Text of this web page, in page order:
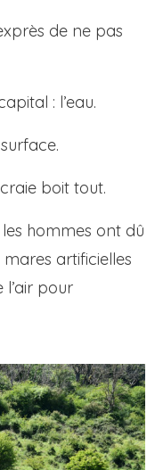
de ne pas
: l’eau.
boit tout.
hommes ont dû
artificielles
l’air pour